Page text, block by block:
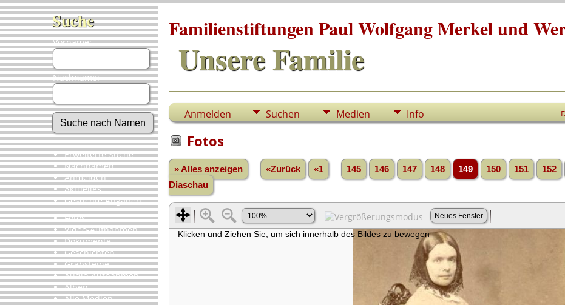
Suche
Vorname:
Nachname:
Erweiterte Suche
Nachnamen
Anmelden
Aktuelles
Gesuchte Angaben
Fotos
Video-Aufnahmen
Dokumente
Geschichten
Grabsteine
Audio-Aufnahmen
Alben
Alle Medien
Familienstiftungen Paul Wolfgang Merkel und
Unsere Familie
Anmelden Suchen Medien Info
Fotos
» Alles anzeigen «Zurück «1 145 146 147 148 149 150 151 152
Diaschau